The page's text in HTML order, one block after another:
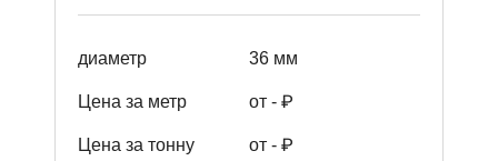
диаметр 36 мм
Цена за метр от - ₽
Цена за тонну от - ₽